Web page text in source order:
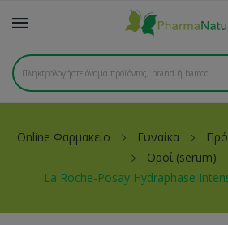
Online Φαρμακείο Γυναίκα
Οροί (serum)
La Roche-Posay Hydraphase